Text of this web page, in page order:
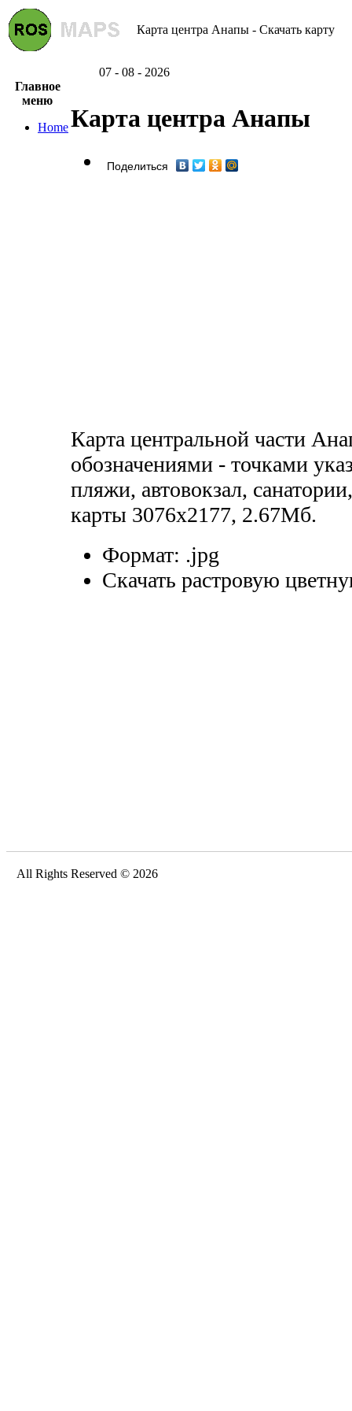
Карта центра Анапы - Скачать карту
07 - 08 - 2026
Главное
меню
HomeКарта центра Анапы
Поделиться
Карта центральной части
обозначениями - точками
пляжи, автовокзал,
карты 3076х2177, 2.67Мб.
Формат: .jpg
Скачать растровую
All Rights Reserved © 2026